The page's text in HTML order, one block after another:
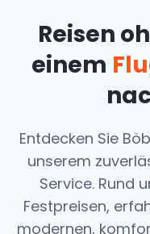
Reisen
einem
Entdecken Sie
unserem
Service. Rund
Festpreisen,
modernen,